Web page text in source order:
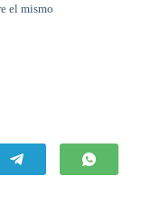
el mismo